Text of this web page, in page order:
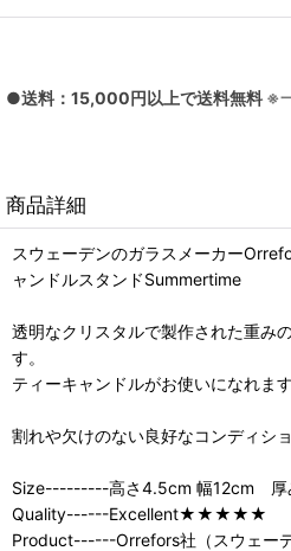
●送料：15,000円以上で送料無料 ※
商品詳細
スウェーデンのガラスメーカー
ャンドルスタンドSummertime
透明なクリスタルで製作された重み
す。
ティーキャンドルがお使いになれます
割れや欠けのない良好なコンディショ
Size---------高さ4.5cm 幅12cm 厚
Quality------Excellent★★★★★
Product------Orrefors社（スウェーデ